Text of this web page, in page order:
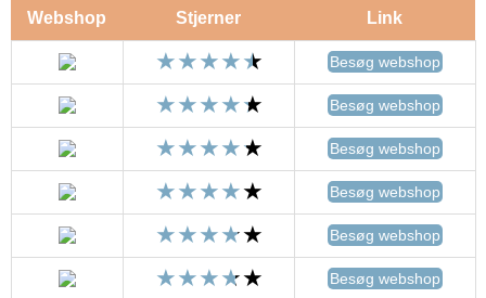
Webshop Stjerner Link
Besøg webshop
Besøg webshop
Besøg webshop
Besøg webshop
Besøg webshop
Besøg webshop